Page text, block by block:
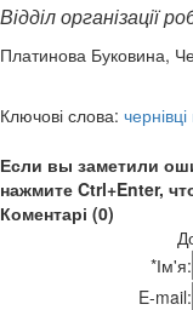
Відділ організації
Платинова Буковина,
Ключові слова:
Если вы заметили
нажмите Ctrl+Enter,
Коментарі (0)
*Ім'я:
E-mail: